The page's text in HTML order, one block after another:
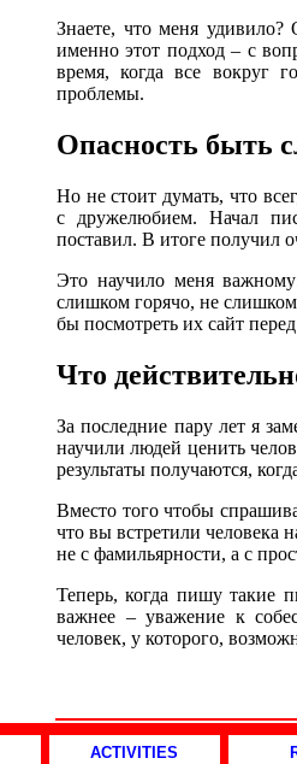
Знаете, что меня
именно этот подход – с
время, когда все вокруг
проблемы.
Опасность быть
Но не стоит думать, что
с дружелюбием. Начал
поставил. В итоге получил
Это научило меня
слишком горячо, не
бы посмотреть их сайт
Что
За последние пару лет я
научили людей ценить
результаты получаются,
Вместо того чтобы
что вы встретили человека
не с фамильярности, а с
Теперь, когда пишу такие
важнее – уважение к
человек, у которого,
ACTIVITIES